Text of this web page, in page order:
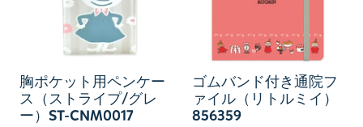
胸ポケット用ペンケー
ス（ストライプ/グレ
ー）ST-CNM0017
ゴムバンド付き通院フ
ァイル（リトルミイ）
856359